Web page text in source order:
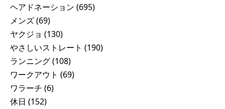
ヘアドネーション (695)
メンズ(69)
ヤクジョ (130)
やさしいストレート (190)
ランニング(108)
ワークアウト (69)
ワラーチ (6)
休日 (152)